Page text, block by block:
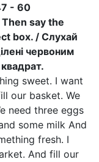
- 60
say the
box. / Слухай
червоним
sweet. I want
our basket. We
need three eggs
some milk And
fresh. I
And fill our